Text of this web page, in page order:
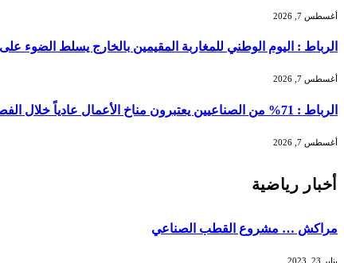
أغسطس 7, 2026
الرباط : اليوم الوطني للمغاربة المقيمين بالخارج يسلط الضوء على
أغسطس 7, 2026
الرباط : 71% من الصناعيين يعتبرون مناخ الأعمال عادياً خلال الفصل الثاني من 2026 …
أغسطس 7, 2026
أخبار رياضية
مراكش … مشروع القطب الصناعي
يناير 23, 2023